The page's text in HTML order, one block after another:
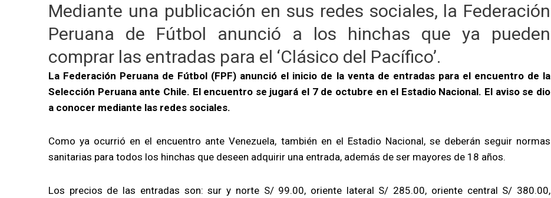
Mediante una publicación en sus redes sociales, la Federación
Peruana de Fútbol anunció a los hinchas que ya pueden
comprar las entradas para el ‘Clásico del Pacífico’.
La Federación Peruana de Fútbol (FPF) anunció el inicio de la venta de entradas para el encuentro de la
Selección Peruana ante Chile. El encuentro se jugará el 7 de octubre en el Estadio Nacional. El aviso se dio
a conocer mediante las redes sociales.
Como ya ocurrió en el encuentro ante Venezuela, también en el Estadio Nacional, se deberán seguir normas
sanitarias para todos los hinchas que deseen adquirir una entrada, además de ser mayores de 18 años.
Los precios de las entradas son: sur y norte S/ 99.00, oriente lateral S/ 285.00, oriente central S/ 380.00,